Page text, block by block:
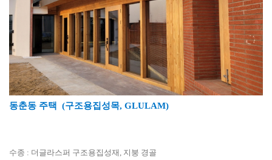
동춘동 주택 (구조용집성목, GLULAM)
수종 : 더글라스퍼 구조용집성재, 지붕 경골